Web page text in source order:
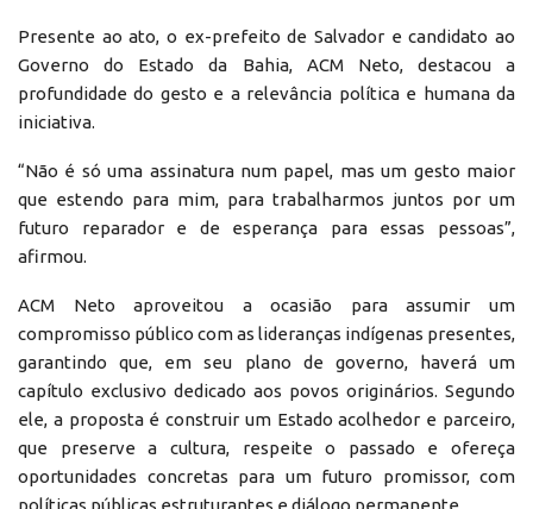
Presente ao ato, o ex-prefeito de Salvador e candidato ao
Governo do Estado da Bahia, ACM Neto, destacou a
profundidade do gesto e a relevância política e humana da
iniciativa.
“Não é só uma assinatura num papel, mas um gesto maior
que estendo para mim, para trabalharmos juntos por um
futuro reparador e de esperança para essas pessoas”,
afirmou.
ACM Neto aproveitou a ocasião para assumir um
compromisso público com as lideranças indígenas presentes,
garantindo que, em seu plano de governo, haverá um
capítulo exclusivo dedicado aos povos originários. Segundo
ele, a proposta é construir um Estado acolhedor e parceiro,
que preserve a cultura, respeite o passado e ofereça
oportunidades concretas para um futuro promissor, com